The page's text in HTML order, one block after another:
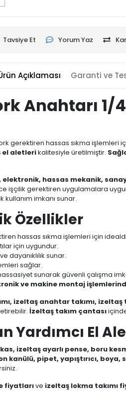
Tavsiye Et Yorum Yaz
Açıklaması Garanti ve
Anahtarı
gerektiren hassas sıkma işlemleri
el aletlerikalitesiyle üretilmiştir.
hassas mekanik,
işçilik gerektiren uygulamalara
kullanım imkanı sunar.
Özellikler
hassas sıkma işlemleri için
için uygundur.
dayanıklılık sunar.
sağlar.
sunarak güvenli çalışma
ve makine montaj
izeltaş anahtar takımı,
İzeltaş takım çantası
Yardımcı El
izeltaş ayarlı pense, boru
kanülü, pipet, yapıştırıcı, boya,
fiyatlarıve izeltaş lokma takımı